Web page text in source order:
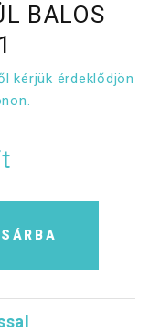
BALOS
kérjük érdeklődjön